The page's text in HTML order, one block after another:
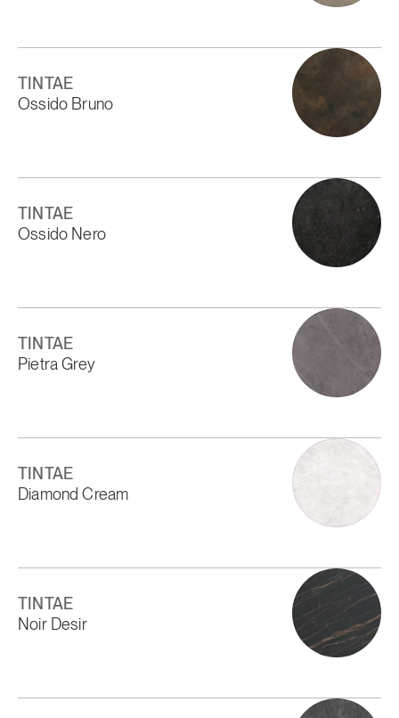
TINTAE
Ossido Bruno
TINTAE
Ossido Nero
TINTAE
Pietra Grey
TINTAE
Diamond Cream
TINTAE
Noir Desir